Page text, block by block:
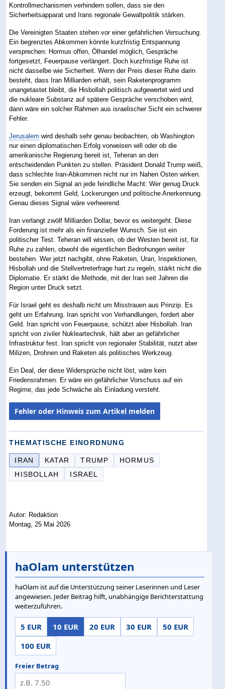
Kontrollmechanismen verhindern sollen, dass sie den
Sicherheitsapparat und Irans regionale Gewaltpolitik stärken.
Die Vereinigten Staaten stehen vor einer gefährlichen Versuchung.
Ein begrenztes Abkommen könnte kurzfristig Entspannung
versprechen: Hormus offen, Ölhandel möglich, Gespräche
fortgesetzt, Feuerpause verlängert. Doch kurzfristige Ruhe ist
nicht dasselbe wie Sicherheit. Wenn der Preis dieser Ruhe darin
besteht, dass Iran Milliarden erhält, sein Raketenprogramm
unangetastet bleibt, die Hisbollah politisch aufgewertet wird und
die nukleare Substanz auf spätere Gespräche verschoben wird,
dann wäre ein solcher Rahmen aus israelischer Sicht ein schwerer
Fehler.
Jerusalem wird deshalb sehr genau beobachten, ob Washington
nur einen diplomatischen Erfolg vorweisen will oder ob die
amerikanische Regierung bereit ist, Teheran an den
entscheidenden Punkten zu stellen. Präsident Donald Trump weiß,
dass schlechte Iran-Abkommen nicht nur im Nahen Osten wirken.
Sie senden ein Signal an jede feindliche Macht: Wer genug Druck
erzeugt, bekommt Geld, Lockerungen und politische Anerkennung.
Genau dieses Signal wäre verheerend.
Iran verlangt zwölf Milliarden Dollar, bevor es weitergeht. Diese
Forderung ist mehr als ein finanzieller Wunsch. Sie ist ein
politischer Test. Teheran will wissen, ob der Westen bereit ist, für
Ruhe zu zahlen, obwohl die eigentlichen Bedrohungen weiter
bestehen. Wer jetzt nachgibt, ohne Raketen, Uran, Inspektionen,
Hisbollah und die Stellvertreterfrage hart zu regeln, stärkt nicht die
Diplomatie. Er stärkt die Methode, mit der Iran seit Jahren die
Region unter Druck setzt.
Für Israel geht es deshalb nicht um Misstrauen aus Prinzip. Es
geht um Erfahrung. Iran spricht von Verhandlungen, fordert aber
Geld. Iran spricht von Feuerpause, schützt aber Hisbollah. Iran
spricht von ziviler Nukleartechnik, hält aber an gefährlicher
Infrastruktur fest. Iran spricht von regionaler Stabilität, nutzt aber
Milizen, Drohnen und Raketen als politisches Werkzeug.
Ein Deal, der diese Widersprüche nicht löst, wäre kein
Friedensrahmen. Er wäre ein gefährlicher Vorschuss auf ein
Regime, das jede Schwäche als Einladung versteht.
Fehler oder Hinweis zum Artikel melden
THEMATISCHE EINORDNUNG
IRAN KATAR TRUMP
HORMUS
HISBOLLAH
ISRAEL
Autor: Redaktion
Montag, 25 Mai 2026
haOlam unterstützen
haOlam ist auf die Unterstützung seiner Leserinnen und Leser
angewiesen. Jeder Beitrag hilft, unabhängige Berichterstattung
weiterzuführen.
5 EUR 10 EUR 20 EUR 30 EUR
50 EUR
100 EUR
Freier Betrag